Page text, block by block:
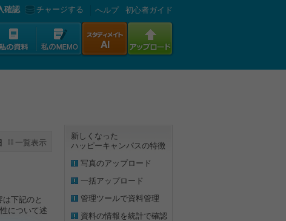
確認 チャージする へルプ 初心者ガイド
一覧表示
下記のと
について述
新しくなった
ハッピーキャンパスの特徴
写真のアップロード
一括アップロード
管理ツールで資料管理
資料の情報を統計で確認